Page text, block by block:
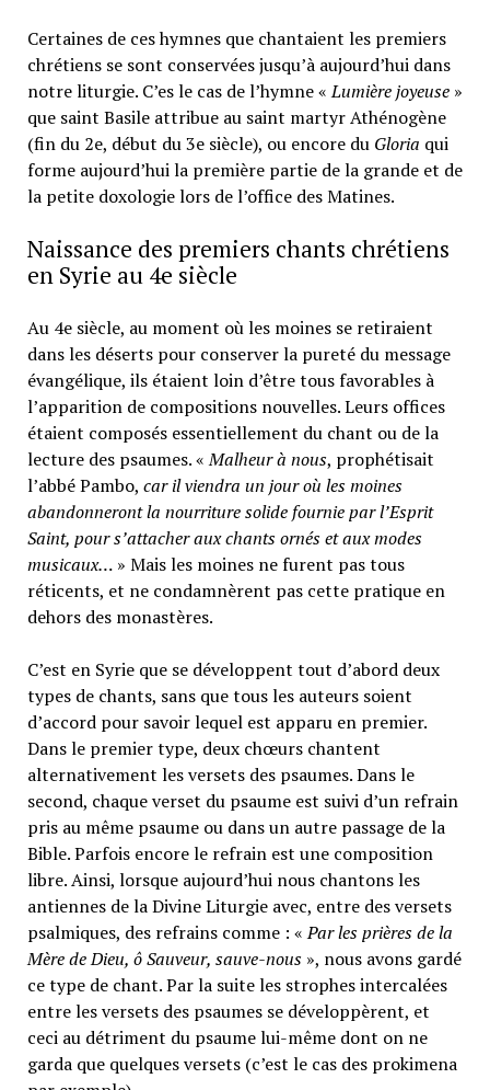
Certaines de ces hymnes que chantaient les premiers
chrétiens se sont conservées jusqu’à aujourd’hui dans
notre liturgie. C’es le cas de l’hymne «Lumière joyeuse»
que saint Basile attribue au saint martyr Athénogène
(fin du 2e, début du 3e siècle), ou encore du Gloria qui
forme aujourd’hui la première partie de la grande et de
la petite doxologie lors de l’office des Matines.
Naissance des premiers chants chrétiens
en Syrie au 4e siècle
Au 4e siècle, au moment où les moines se retiraient
dans les déserts pour conserver la pureté du message
évangélique, ils étaient loin d’être tous favorables à
l’apparition de compositions nouvelles. Leurs offices
étaient composés essentiellement du chant ou de la
lecture des psaumes. «Malheur à nous, prophétisait
l’abbé Pambo, car il viendra un jour où les moines
abandonneront la nourriture solide fournie par l’Esprit
Saint, pour s’attacher aux chants ornés et aux modes
musicaux… » Mais les moines ne furent pas tous
réticents, et ne condamnèrent pas cette pratique en
dehors des monastères.
C’est en Syrie que se développent tout d’abord deux
types de chants, sans que tous les auteurs soient
d’accord pour savoir lequel est apparu en premier.
Dans le premier type, deux chœurs chantent
alternativement les versets des psaumes. Dans le
second, chaque verset du psaume est suivi d’un refrain
pris au même psaume ou dans un autre passage de la
Bible. Parfois encore le refrain est une composition
libre. Ainsi, lorsque aujourd’hui nous chantons les
antiennes de la Divine Liturgie avec, entre des versets
psalmiques, des refrains comme : «Par les prières de la
Mère de Dieu, ô Sauveur, sauve-nous», nous avons gardé
ce type de chant. Par la suite les strophes intercalées
entre les versets des psaumes se développèrent, et
ceci au détriment du psaume lui-même dont on ne
garda que quelques versets (c’est le cas des prokimena